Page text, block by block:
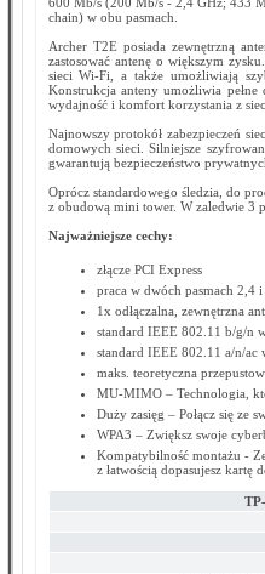
chain) w obu pasmach.
Archer T2E posiada zewnętrzną
zastosować antenę o większym
sieci Wi-Fi, a także umożliwiają
Konstrukcja anteny umożliwia
wydajność i komfort korzystania z
Najnowszy protokół zabezpieczeń
domowych sieci. Silniejsze
gwarantują bezpieczeństwo
Oprócz standardowego śledzia, do
z obudową mini tower. W zaledwie 3
Najważniejsze cechy:
złącze PCI Express
praca w dwóch pasmach 2,4
1x odłączalna, zewnętrzna
standard IEEE 802.11 b/g/n
standard IEEE 802.11 a/n/ac
maks. teoretyczna
MU-MIMO – Technologia,
Duży zasięg – Połącz się ze
WPA3 – Zwiększ swoje
Kompatybilność montażu -
z łatwością dopasujesz